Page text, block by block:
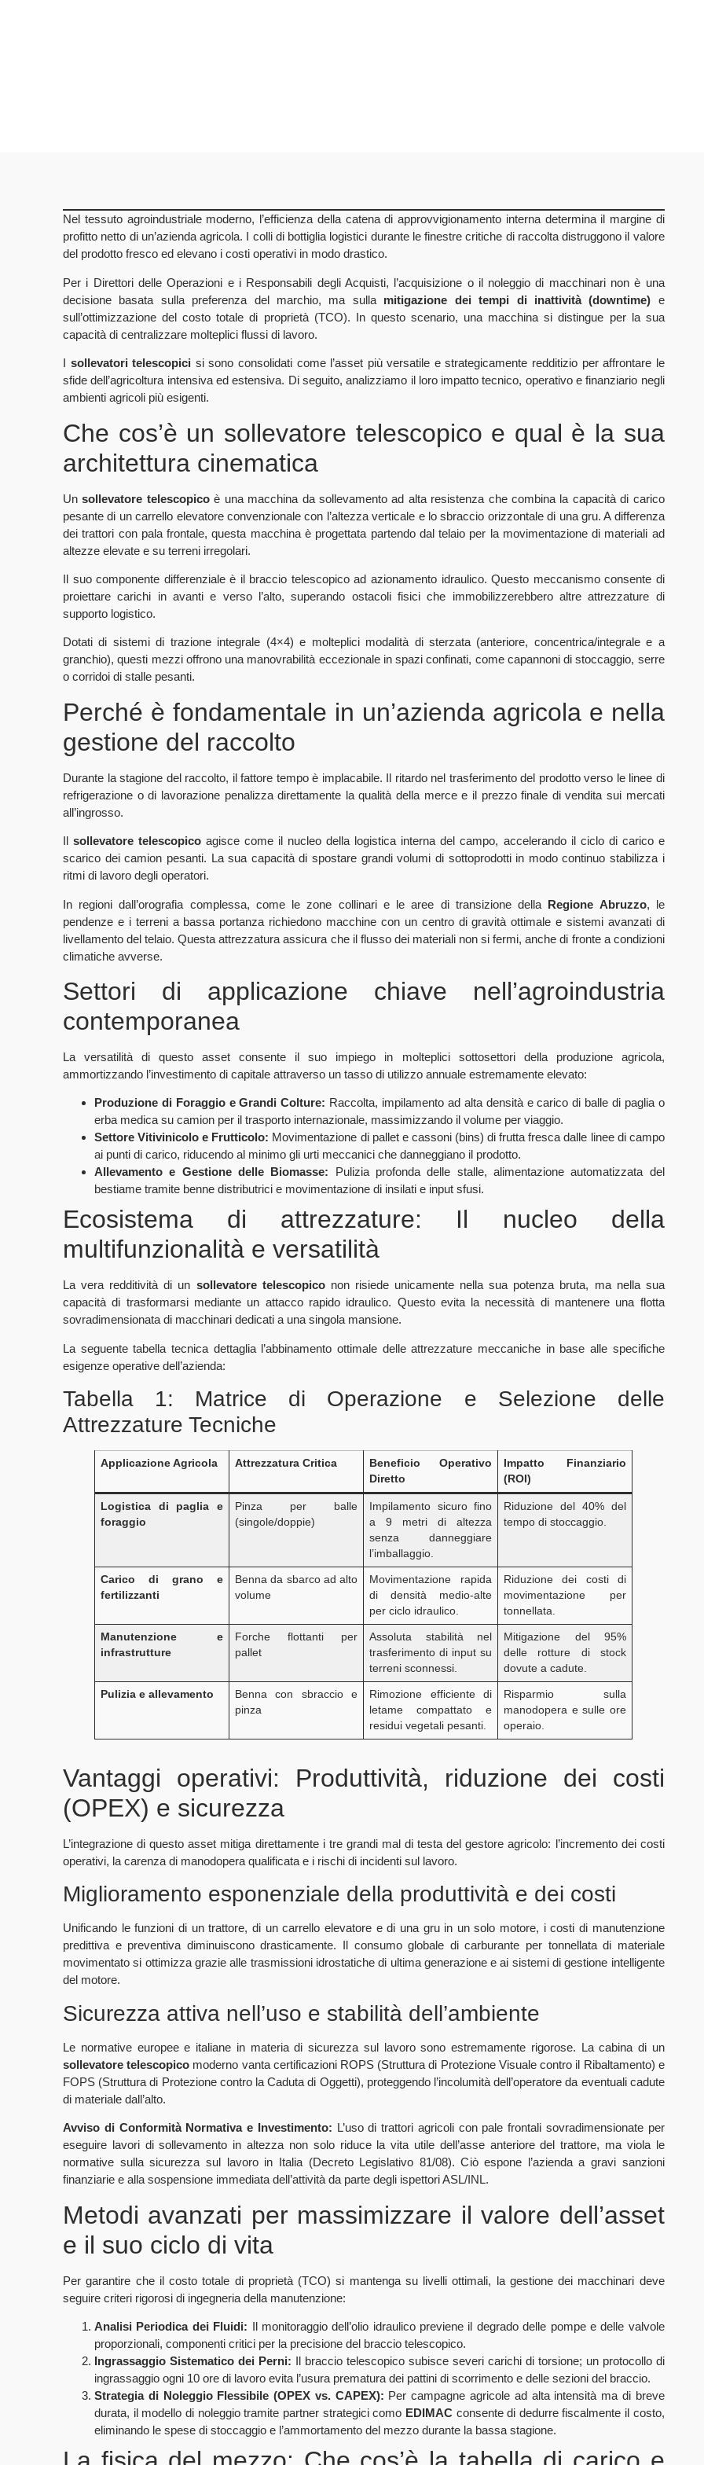
Nel tessuto agroindustriale moderno, l’efficienza della catena di approvvigionamento interna determina il margine di
profitto netto di un’azienda agricola. I colli di bottiglia logistici durante le finestre critiche di raccolta distruggono il valore
del prodotto fresco ed elevano i costi operativi in modo drastico.
Per i Direttori delle Operazioni e i Responsabili degli Acquisti, l’acquisizione o il noleggio di macchinari non è una
decisione basata sulla preferenza del marchio, ma sulla mitigazione dei tempi di inattività (downtime) e
sull’ottimizzazione del costo totale di proprietà (TCO). In questo scenario, una macchina si distingue per la sua
capacità di centralizzare molteplici flussi di lavoro.
I sollevatori telescopici si sono consolidati come l’asset più versatile e strategicamente redditizio per affrontare le
sfide dell’agricoltura intensiva ed estensiva. Di seguito, analizziamo il loro impatto tecnico, operativo e finanziario negli
ambienti agricoli più esigenti.
Che cos’è un sollevatore telescopico e qual è la sua
architettura cinematica
Unsollevatore telescopicoè una macchina da sollevamento ad alta resistenza che combina la capacità di carico
pesante di un carrello elevatore convenzionale con l’altezza verticale e lo sbraccio orizzontale di una gru. A differenza
dei trattori con pala frontale, questa macchina è progettata partendo dal telaio per la movimentazione di materiali ad
altezze elevate e su terreni irregolari.
Il suo componente differenziale è il braccio telescopico ad azionamento idraulico. Questo meccanismo consente di
proiettare carichi in avanti e verso l’alto, superando ostacoli fisici che immobilizzerebbero altre attrezzature di
supporto logistico.
Dotati di sistemi di trazione integrale (4×4) e molteplici modalità di sterzata (anteriore, concentrica/integrale e a
granchio), questi mezzi offrono una manovrabilità eccezionale in spazi confinati, come capannoni di stoccaggio, serre
o corridoi di stalle pesanti.
Perché è fondamentale in un’azienda agricola e nella
gestione del raccolto
Durante la stagione del raccolto, il fattore tempo è implacabile. Il ritardo nel trasferimento del prodotto verso le linee di
refrigerazione o di lavorazione penalizza direttamente la qualità della merce e il prezzo finale di vendita sui mercati
all’ingrosso.
Ilsollevatore telescopico agisce come il nucleo della logistica interna del campo, accelerando il ciclo di carico e
scarico dei camion pesanti. La sua capacità di spostare grandi volumi di sottoprodotti in modo continuo stabilizza i
ritmi di lavoro degli operatori.
In regioni dall’orografia complessa, come le zone collinari e le aree di transizione della Regione Abruzzo, le
pendenze e i terreni a bassa portanza richiedono macchine con un centro di gravità ottimale e sistemi avanzati di
livellamento del telaio. Questa attrezzatura assicura che il flusso dei materiali non si fermi, anche di fronte a condizioni
climatiche avverse.
Settori di applicazione chiave nell’agroindustria
contemporanea
La versatilità di questo asset consente il suo impiego in molteplici sottosettori della produzione agricola,
ammortizzando l’investimento di capitale attraverso un tasso di utilizzo annuale estremamente elevato:
Produzione di Foraggio e Grandi Colture: Raccolta, impilamento ad alta densità e carico di balle di paglia o
erba medica su camion per il trasporto internazionale, massimizzando il volume per viaggio.
Settore Vitivinicolo e Frutticolo: Movimentazione di pallet e cassoni (bins) di frutta fresca dalle linee di campo
ai punti di carico, riducendo al minimo gli urti meccanici che danneggiano il prodotto.
Allevamento e Gestione delle Biomasse: Pulizia profonda delle stalle, alimentazione automatizzata del
bestiame tramite benne distributrici e movimentazione di insilati e input sfusi.
Ecosistema di attrezzature: Il nucleo della
multifunzionalità e versatilità
La vera redditività di un sollevatore telescopiconon risiede unicamente nella sua potenza bruta, ma nella sua
capacità di trasformarsi mediante un attacco rapido idraulico. Questo evita la necessità di mantenere una flotta
sovradimensionata di macchinari dedicati a una singola mansione.
La seguente tabella tecnica dettaglia l’abbinamento ottimale delle attrezzature meccaniche in base alle specifiche
esigenze operative dell’azienda:
Tabella 1: Matrice di Operazione e Selezione delle
Attrezzature Tecniche
Applicazione Agricola Attrezzatura Critica
Beneficio Operativo
Diretto
Impatto Finanziario
(ROI)
Logistica di paglia e
foraggio
Pinza per balle
(singole/doppie)
Impilamento sicuro fino
a 9 metri di altezza
senza danneggiare
l’imballaggio.
Riduzione del 40% del
tempo di stoccaggio.
Carico di grano e
fertilizzanti
Benna da sbarco ad alto
volume
Movimentazione rapida
di densità medio-alte
per ciclo idraulico.
Riduzione dei costi di
movimentazione per
tonnellata.
Manutenzione e
infrastrutture
Forche flottanti per
pallet
Assoluta stabilità nel
trasferimento di input su
terreni sconnessi.
Mitigazione del 95%
delle rotture di stock
dovute a cadute.
Pulizia e allevamento
Benna con sbraccio e
pinza
Rimozione efficiente di
letame compattato e
residui vegetali pesanti.
Risparmio sulla
manodopera e sulle ore
operaio.
Vantaggi operativi: Produttività, riduzione dei costi
(OPEX) e sicurezza
L’integrazione di questo asset mitiga direttamente i tre grandi mal di testa del gestore agricolo: l’incremento dei costi
operativi, la carenza di manodopera qualificata e i rischi di incidenti sul lavoro.
Miglioramento esponenziale della produttività e dei costi
Unificando le funzioni di un trattore, di un carrello elevatore e di una gru in un solo motore, i costi di manutenzione
predittiva e preventiva diminuiscono drasticamente. Il consumo globale di carburante per tonnellata di materiale
movimentato si ottimizza grazie alle trasmissioni idrostatiche di ultima generazione e ai sistemi di gestione intelligente
del motore.
Sicurezza attiva nell’uso e stabilità dell’ambiente
Le normative europee e italiane in materia di sicurezza sul lavoro sono estremamente rigorose. La cabina di un
sollevatore telescopico moderno vanta certificazioni ROPS (Struttura di Protezione Visuale contro il Ribaltamento) e
FOPS (Struttura di Protezione contro la Caduta di Oggetti), proteggendo l’incolumità dell’operatore da eventuali cadute
di materiale dall’alto.
Avviso di Conformità Normativa e Investimento: L’uso di trattori agricoli con pale frontali sovradimensionate per
eseguire lavori di sollevamento in altezza non solo riduce la vita utile dell’asse anteriore del trattore, ma viola le
normative sulla sicurezza sul lavoro in Italia (Decreto Legislativo 81/08). Ciò espone l’azienda a gravi sanzioni
finanziarie e alla sospensione immediata dell’attività da parte degli ispettori ASL/INL.
Metodi avanzati per massimizzare il valore dell’asset
e il suo ciclo di vita
Per garantire che il costo totale di proprietà (TCO) si mantenga su livelli ottimali, la gestione dei macchinari deve
seguire criteri rigorosi di ingegneria della manutenzione:
Analisi Periodica dei Fluidi: Il monitoraggio dell’olio idraulico previene il degrado delle pompe e delle valvole
proporzionali, componenti critici per la precisione del braccio telescopico.
Ingrassaggio Sistematico dei Perni: Il braccio telescopico subisce severi carichi di torsione; un protocollo di
ingrassaggio ogni 10 ore di lavoro evita l’usura prematura dei pattini di scorrimento e delle sezioni del braccio.
Strategia di Noleggio Flessibile (OPEX vs. CAPEX): Per campagne agricole ad alta intensità ma di breve
durata, il modello di noleggio tramite partner strategici como EDIMACconsente di dedurre fiscalmente il costo,
eliminando le spese di stoccaggio e l’ammortamento del mezzo durante la bassa stagione.